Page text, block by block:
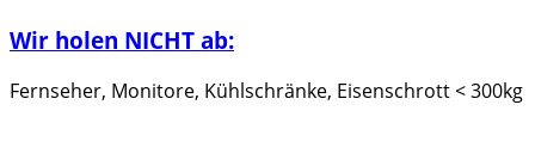
Wir holen NICHT ab:
Fernseher, Monitore, Kühlschränke, Eisenschrott < 300kg